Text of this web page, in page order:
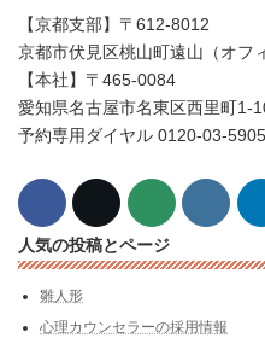
【京都支部】〒612-8012
京都市伏見区桃山町遠山（オフ
【本社】〒465-0084
愛知県名古屋市名東区西里町1-
予約専用ダイヤル 0120-03-5905
人気の投稿とページ
雛人形
心理カウンセラーの採用情報